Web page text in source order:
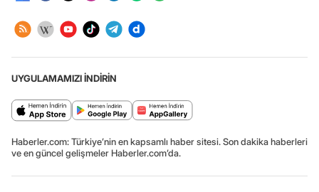
UYGULAMAMIZI İNDİRİN
Haberler.com: Türkiye’nin en kapsamlı haber sitesi. Son dakika haberleri
ve en güncel gelişmeler Haberler.com’da.